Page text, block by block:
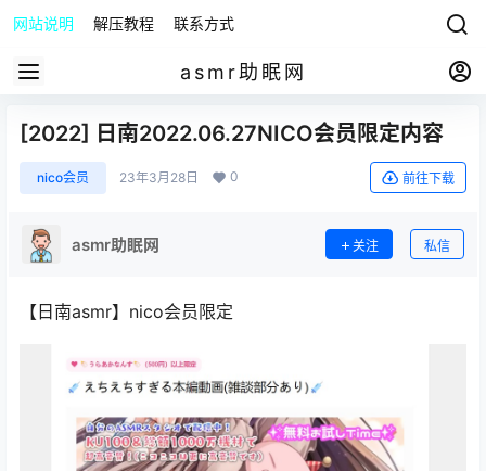
网站说明 解压教程 联系方式
asmr助眠网
[2022] 日南2022.06.27NICO会员限定内容
nico会员 23年3月28日 0 前往下载
asmr助眠网 关注 私信
【日南asmr】nico会员限定